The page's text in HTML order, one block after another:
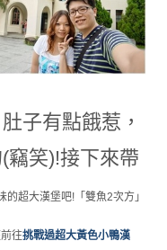
子有點餓惹，
竊笑)!接下來帶
的超大漢堡吧!「 雙魚2次方」
往挑戰過超大黃色小鴨漢